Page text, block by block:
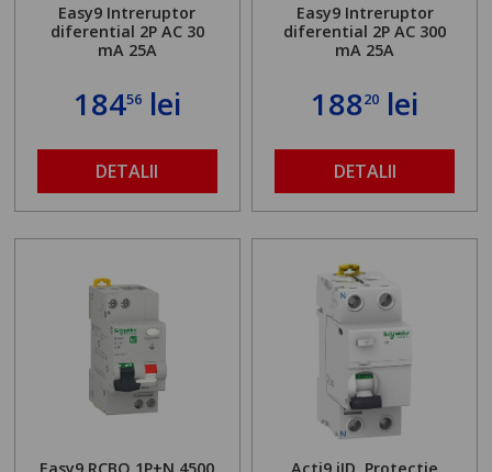
Easy9 Intreruptor
diferential 2P AC 30
mA 25A
18456lei
DETALII
Easy9 Intreruptor
diferential 2P AC 300
mA 25A
18820 lei
DETALII